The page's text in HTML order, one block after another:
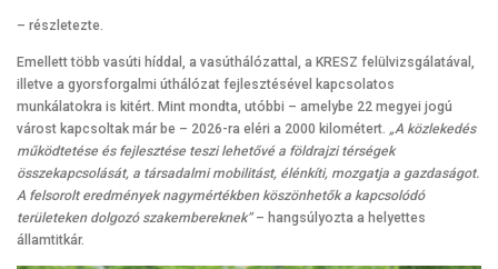
– részletezte.
Emellett több vasúti híddal, a vasúthálózattal, a KRESZ felülvizsgálatával,
illetve a gyorsforgalmi úthálózat fejlesztésével kapcsolatos
munkálatokra is kitért. Mint mondta, utóbbi – amelybe 22 megyei jogú
várost kapcsoltak már be – 2026-ra eléri a 2000 kilométert. „A közlekedés
működtetése és fejlesztése teszi lehetővé a földrajzi térségek
összekapcsolását, a társadalmi mobilitást, élénkíti, mozgatja a gazdaságot.
A felsorolt eredmények nagymértékben köszönhetők a kapcsolódó
területeken dolgozó szakembereknek”– hangsúlyozta a helyettes
államtitkár.